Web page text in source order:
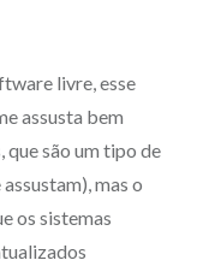
livre, esse
assusta bem
são um tipo de
mas o
os sistemas